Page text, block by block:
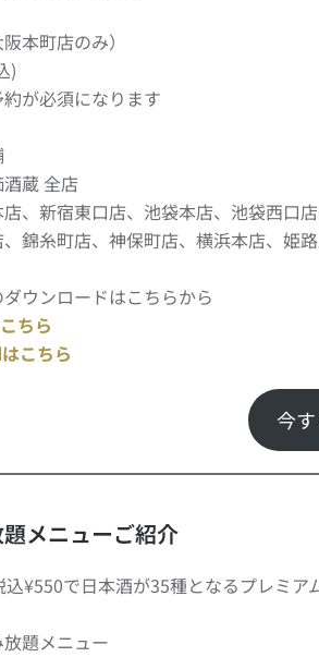
本町店のみ）
)
が必須になります
蔵 全店
店、新宿東口店、池袋本店、池袋西
錦糸町店、神保町店、横浜本店、姫
ウンロードはこちらから
ちら
こちら
今
メニューご紹介
¥550で日本酒が35種となるプレミア
題メニュー